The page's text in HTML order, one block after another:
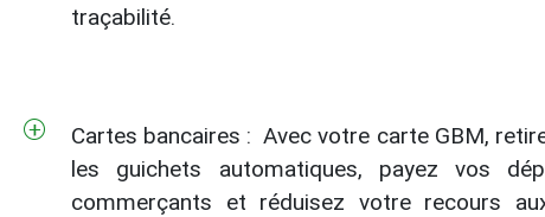
traçabilité.
Cartes bancaires : Avec votre carte GBM,
les guichets automatiques, payez vos
commerçants et réduisez votre recours